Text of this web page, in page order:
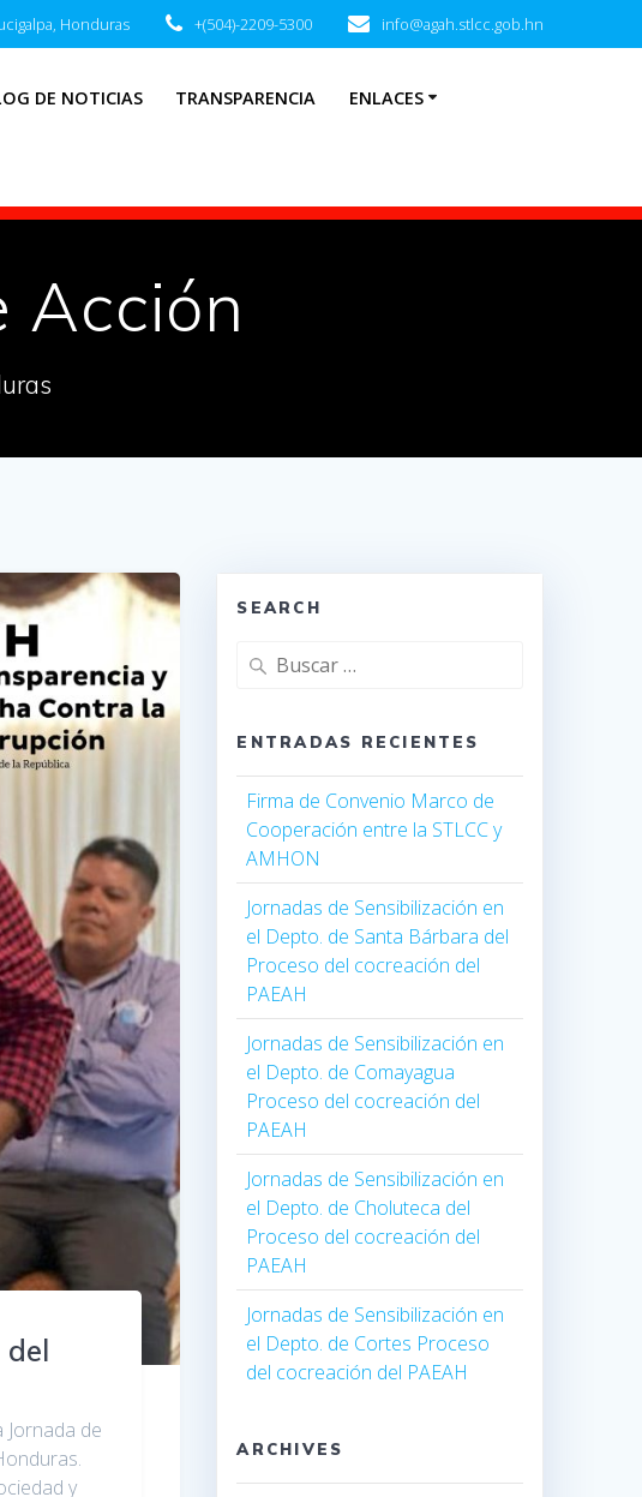
Honduras +(504)-2209-5300 info@agah.stlcc.gob.hn
DE NOTICIAS TRANSPARENCIA ENLACES
Acción
del
de
y
SEARCH
ENTRADAS RECIENTES
Firma de Convenio Marco de
Cooperación entre la STLCC y
AMHON
Jornadas de Sensibilización en
el Depto. de Santa Bárbara del
Proceso del cocreación del
PAEAH
Jornadas de Sensibilización en
el Depto. de Comayagua
Proceso del cocreación del
PAEAH
Jornadas de Sensibilización en
el Depto. de Choluteca del
Proceso del cocreación del
PAEAH
Jornadas de Sensibilización en
el Depto. de Cortes Proceso
del cocreación del PAEAH
ARCHIVES